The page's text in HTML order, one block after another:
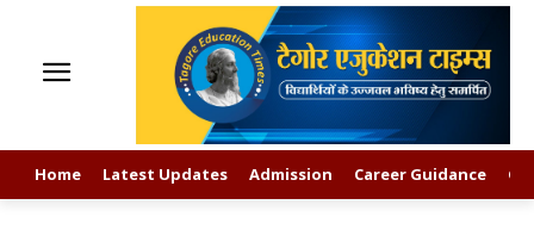
Home Latest Updates Admission Career Guidance GK